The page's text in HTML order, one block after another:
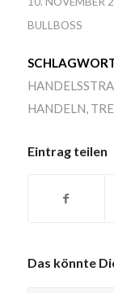
BULLBOSS
HANDELN,
Eintrag teilen
Das könnte